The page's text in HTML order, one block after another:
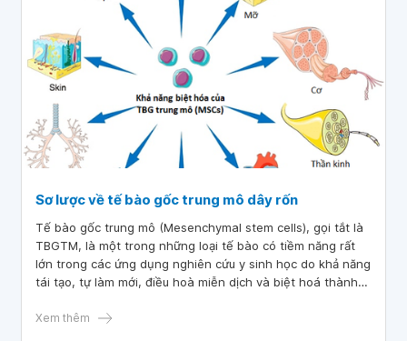
Sơ lược về tế bào gốc trung mô dây rốn
Tế bào gốc trung mô (Mesenchymal stem cells), gọi tắt là
TBGTM, là một trong những loại tế bào có tiềm năng rất
lớn trong các ứng dụng nghiên cứu y sinh học do khả năng
tái tạo, tự làm mới, điều hoà miễn dịch và biệt hoá thành
Xem thêm